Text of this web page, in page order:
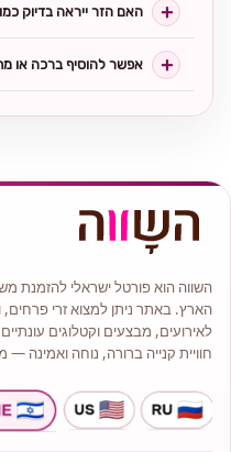
האם הזר ייראה בדיוק
אפשר להוסיף ברכה או
השווה הוא פורטל ישראלי להזמנת
הארץ. באתר ניתן למצוא זרי
לאירועים, מבצעים וקטלוגים
חוויית קנייה ברורה, נוחה ואמינה